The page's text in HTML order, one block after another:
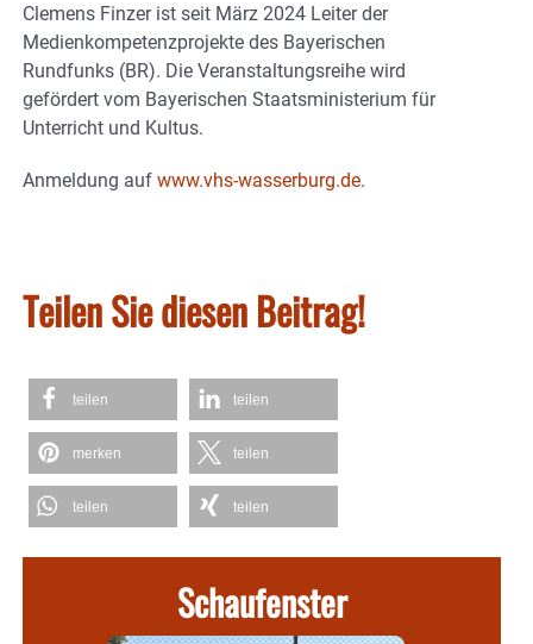
Clemens Finzer ist seit März 2024 Leiter der
Medienkompetenzprojekte des Bayerischen
Rundfunks (BR). Die Veranstaltungsreihe wird
gefördert vom Bayerischen Staatsministerium für
Unterricht und Kultus.
Anmeldung auf www.vhs-wasserburg.de.
Teilen Sie diesen Beitrag!
teilen teilen
merken teilen
teilen teilen
Schaufenster